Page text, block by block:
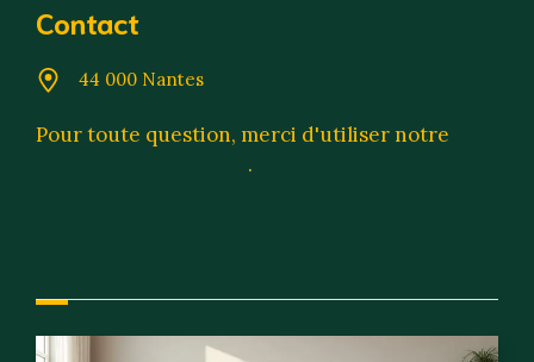
Contact
44 000 Nantes
Pour toute question, merci d'utiliser notre
.